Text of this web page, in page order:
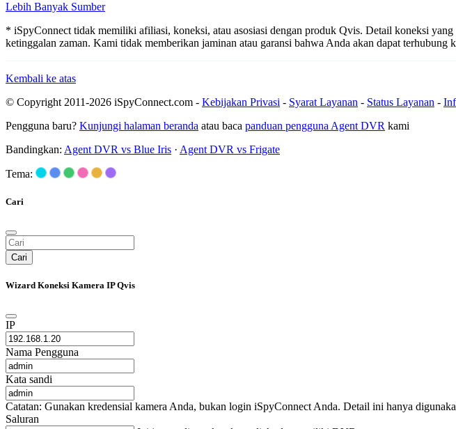
Lebih Banyak Sumber
* iSpyConnect tidak memiliki afiliasi, koneksi, atau asosiasi dengan produk Qvis. Detail koneksi
ketinggalan zaman. Kami tidak memberikan jaminan atau garansi bahwa Anda akan dapat terhubung
Kembali ke atas
© Copyright 2011-2026 iSpyConnect.com - Kebijakan Privasi - Syarat Layanan - Status Layanan -
Pengguna baru? Kunjungi halaman beranda atau baca panduan pengguna Agent DVR kami
Bandingkan: Agent DVR vs Blue Iris · Agent DVR vs Frigate
Tema:
Cari
Cari
Wizard Koneksi Kamera IP Qvis
IP
Nama Pengguna
Kata sandi
Catatan: Gunakan kredensial kamera Anda, bukan login iSpyConnect Anda. Detail ini hanya
Saluran